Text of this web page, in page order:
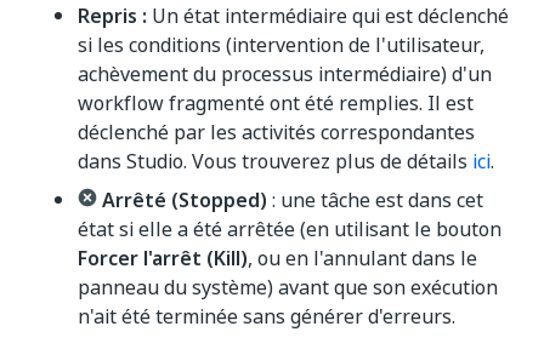
Repris : Un état intermédiaire qui est déclenché
si les conditions (intervention de l'utilisateur,
achèvement du processus intermédiaire) d'un
workflow fragmenté ont été remplies. Il est
déclenché par les activités correspondantes
dans Studio. Vous trouverez plus de détails ici.
Arrêté (Stopped) : une tâche est dans cet
état si elle a été arrêtée (en utilisant le bouton
Forcer l'arrêt (Kill), ou en l'annulant dans le
panneau du système) avant que son exécution
n'ait été terminée sans générer d'erreurs.